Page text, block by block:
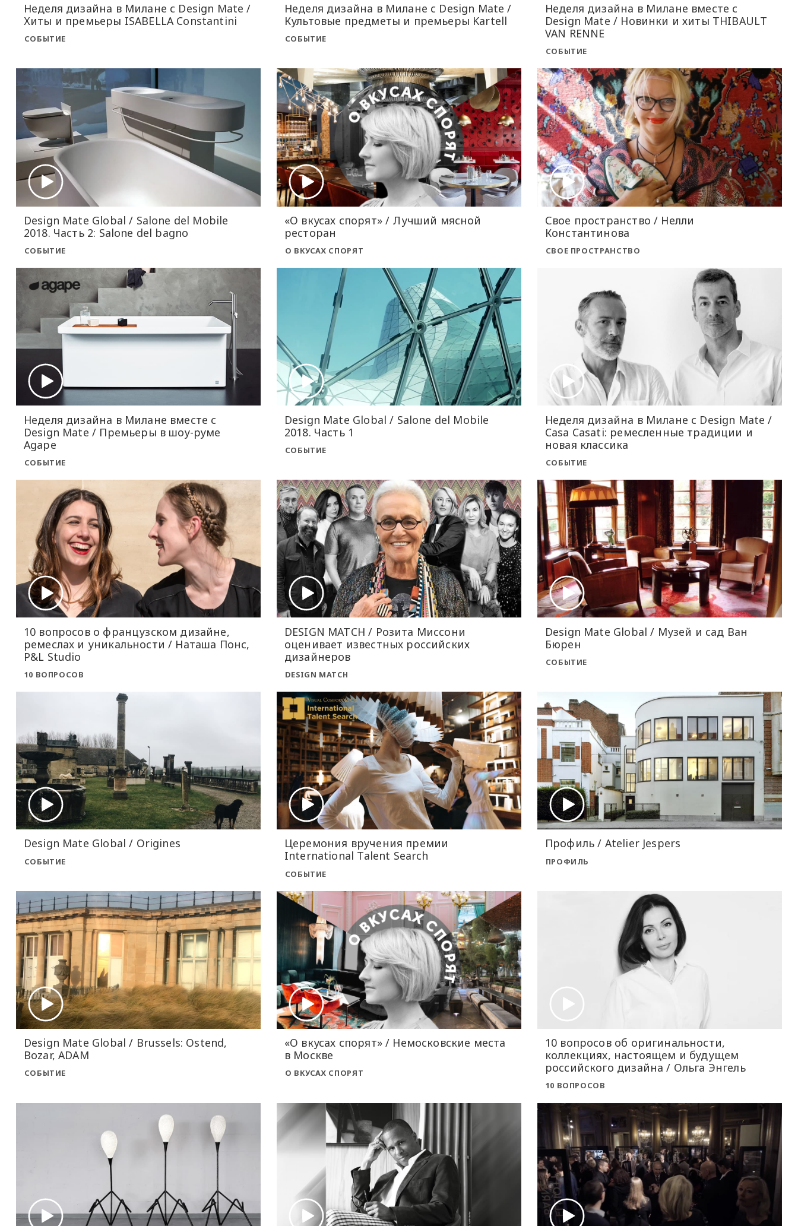
Неделя дизайна в Милане с Design Mate /
Хиты и премьеры ISABELLA Constantini
СОБЫТИЕ
Неделя дизайна в Милане с Design Mate /
Культовые предметы и премьеры Kartell
СОБЫТИЕ
Неделя дизайна в Милане вместе с
Design Mate / Новинки и хиты THIBAULT
VAN RENNE
СОБЫТИЕ
Design Mate Global / Salone del Mobile
2018. Часть 2: Salone del bagno
СОБЫТИЕ
«О вкусах спорят» / Лучший мясной
ресторан
О ВКУСАХ СПОРЯТ
Свое пространство / Нелли
Константинова
СВОЕ ПРОСТРАНСТВО
Неделя дизайна в Милане вместе с
Design Mate / Премьеры в шоу-руме
Agape
СОБЫТИЕ
Design Mate Global / Salone del Mobile
2018. Часть 1
СОБЫТИЕ
Неделя дизайна в Милане с Design Mate /
Casa Casati: ремесленные традиции и
новая классика
СОБЫТИЕ
10 вопросов о французском дизайне,
ремеслах и уникальности / Наташа Понс,
P&L Studio
10 ВОПРОСОВ
DESIGN MATCH / Розита Миссони
оценивает известных российских
дизайнеров
DESIGN MATCH
Design Mate Global / Музей и сад Ван
Бюрен
СОБЫТИЕ
Design Mate Global / Origines
СОБЫТИЕ
Церемония вручения премии
International Talent Search
СОБЫТИЕ
Профиль / Atelier Jespers
ПРОФИЛЬ
Design Mate Global / Brussels: Ostend,
Bozar, ADAM
СОБЫТИЕ
«О вкусах спорят» / Немосковские места
в Москве
О ВКУСАХ СПОРЯТ
10 вопросов об оригинальности,
коллекциях, настоящем и будущем
российского дизайна / Ольга Энгель
10 ВОПРОСОВ